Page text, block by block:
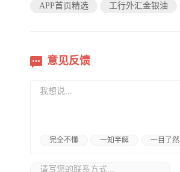
APP首页精选 工行外汇金银油
意见反馈
完全不懂 一知半解 一目了然